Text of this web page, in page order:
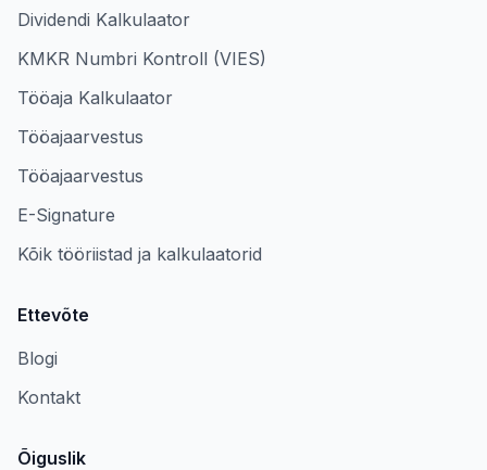
Dividendi Kalkulaator
KMKR Numbri Kontroll (VIES)
Tööaja Kalkulaator
Tööajaarvestus
Tööajaarvestus
E-Signature
Kõik tööriistad ja kalkulaatorid
Ettevõte
Blogi
Kontakt
Õiguslik